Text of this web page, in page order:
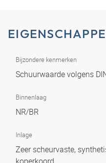
Bijzondere kenmerken
Schuurwaarde volgens
Binnenlaag
NR/BR
Inlage
Zeer scheurvaste,